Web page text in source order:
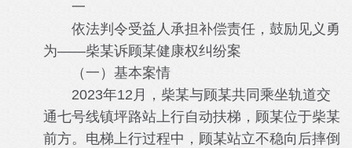
一
依法判令受益人承担补偿责任，鼓励见义勇
为——柴某诉顾某健康权纠纷案
（一）基本案情
2023年12月，柴某与顾某共同乘坐轨道交
通七号线镇坪路站上行自动扶梯，顾某位于柴某
前方。电梯上行过程中，顾某站立不稳向后摔倒